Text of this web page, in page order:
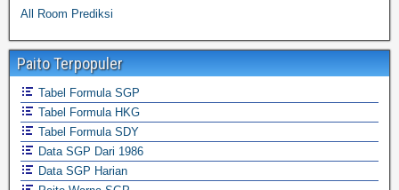
All Room Prediksi
Paito Terpopuler
Tabel Formula SGP
Tabel Formula HKG
Tabel Formula SDY
Data SGP Dari 1986
Data SGP Harian